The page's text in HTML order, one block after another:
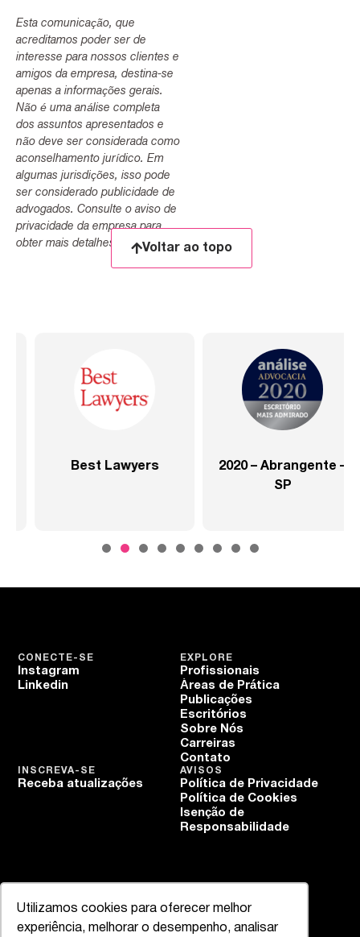
Utilizamos cookies para oferecer melhor
experiência, melhorar o desempenho, analisar
Esta comunicação, que
acreditamos poder ser de
interesse para nossos clientes e
amigos da empresa, destina-se
apenas a informações gerais.
Não é uma análise completa
dos assuntos apresentados e
não deve ser considerada como
aconselhamento jurídico. Em
algumas jurisdições, isso pode
ser considerado publicidade de
advogados. Consulte o aviso de
privacidade da empresa para
obter mais detalhes.
Voltar ao topo
2020 – Abrangente –
2020 – Abrangente –
Setor Saúde
EXPLORE
Profissionais
Áreas de Prática
Publicações
Escritórios
Sobre Nós
Carreiras
Contato
CONECTE-SE
Instagram
Linkedin
AVISOS
Política de Privacidade
Política de Cookies
Isenção de
Responsabilidade
INSCREVA-SE
Receba atualizações